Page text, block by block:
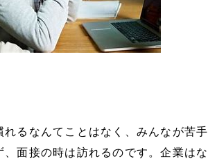
るなんてことはなく、みんなが苦手
面接の時は訪れるのです。企業はな